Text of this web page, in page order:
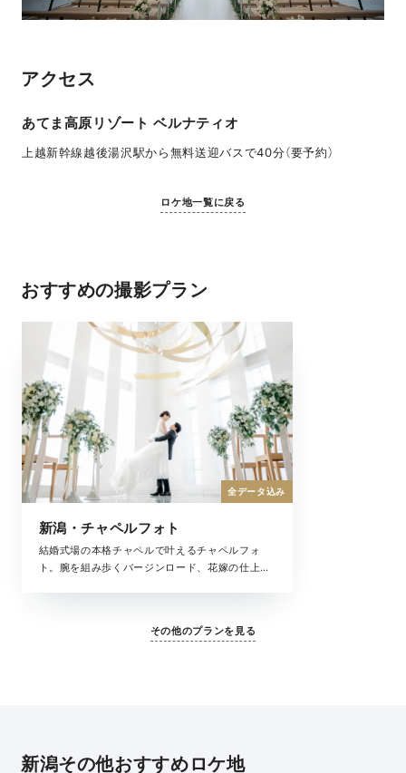
アクセス
あてま高原リゾート ベルナティオ
上越新幹線越後湯沢駅から無料送迎バスで40分（要予約）
ロケ地一覧に戻る
おすすめの撮影プラン
新潟・チャペルフォト
結婚式場の本格チャペルで叶えるチャペルフォ
ト。腕を組み歩くバージンロード、花嫁の仕上げ
影データがセットになったプランです。
全データ込み
その他のプランを見る
新潟その他おすすめロケ地